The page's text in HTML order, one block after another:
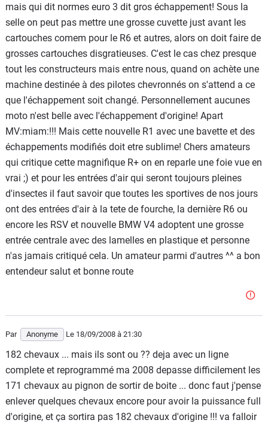
mais qui dit normes euro 3 dit gros échappement! Sous la
selle on peut pas mettre une grosse cuvette just avant les
cartouches comem pour le R6 et autres, alors on doit faire de
grosses cartouches disgratieuses. C'est le cas chez presque
tout les constructeurs mais entre nous, quand on achète une
machine destinée à des pilotes chevronnés on s'attend a ce
que l'échappement soit changé. Personnellement aucunes
moto n'est belle avec l'échappement d'origine! Apart
MV:miam:!!! Mais cette nouvelle R1 avec une bavette et des
échappements modifiés doit etre sublime! Chers amateurs
qui critique cette magnifique R+ on en reparle une foie vue en
vrai ;) et pour les entrées d'air qui seront toujours pleines
d'insectes il faut savoir que toutes les sportives de nos jours
ont des entrées d'air à la tete de fourche, la dernière R6 ou
encore les RSV et nouvelle BMW V4 adoptent une grosse
entrée centrale avec des lamelles en plastique et personne
n'as jamais critiqué cela. Un amateur parmi d'autres ^^ a bon
entendeur salut et bonne route
Par Anonyme Le 18/09/2008 à 21:30
182 chevaux ... mais ils sont ou ?? deja avec un ligne
complete et reprogrammé ma 2008 depasse difficilement les
171 chevaux au pignon de sortir de boite ... donc faut j'pense
enlever quelques chevaux encore pour avoir la puissance full
d'origine, et ça sortira pas 182 chevaux d'origine !!! va falloir